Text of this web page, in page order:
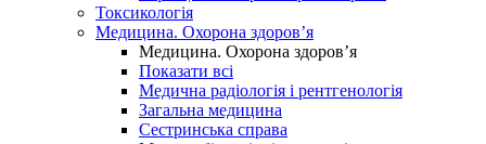
Токсикологія
Медицина. Охорона здоров’я
Медицина. Охорона здоров’я
Показати всі
Медична радіологія і рентгенологія
Загальна медицина
Сестринська справа